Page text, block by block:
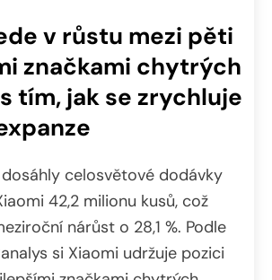
v růstu mezi pěti
značkami chytrých
tím, jak se zrychluje
celosvětové dodávky
42,2 milionu kusů, což
nárůst o 28,1 %. Podle
si Xiaomi udržuje pozici